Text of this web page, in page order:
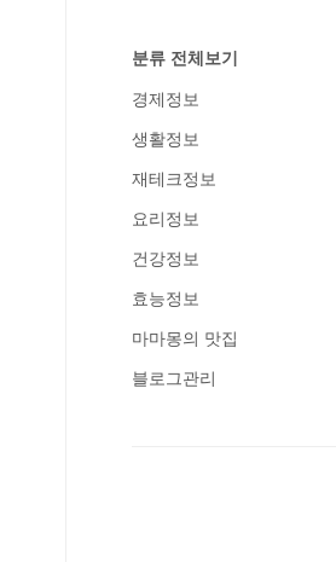
분류 전체보기
경제정보
생활정보
재테크정보
요리정보
건강정보
효능정보
마마몽의 맛집
블로그관리